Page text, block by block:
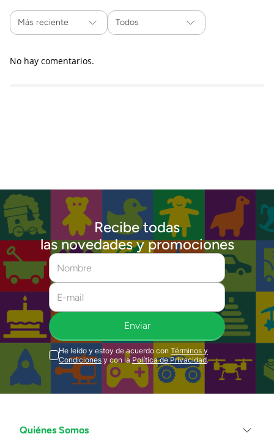
Más reciente Todos
No hay comentarios.
Recibe todas
las novedades y promociones
Enviar
He leído y estoy de acuerdo con Términos y
Condiciones y con la Política de Privacidad.
Quiénes Somos